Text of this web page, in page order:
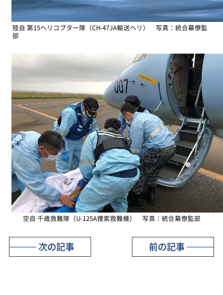
陸自 第15ヘリコプター隊（CH-47JA輸送ヘリ） 写真：統合幕僚監
部
空自 千歳救難隊（U-125A捜索救難機） 写真：統合幕僚監部
前の記事
次の記事